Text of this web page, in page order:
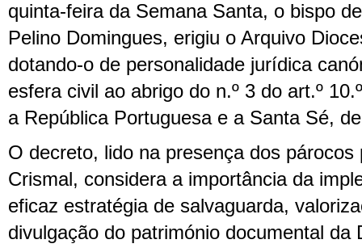
quinta-feira da Semana Santa, o bispo
Pelino Domingues, erigiu o Arquivo
dotando-o de personalidade jurídica
esfera civil ao abrigo do n.º 3 do art.º
a República Portuguesa e a Santa Sé,
O decreto, lido na presença dos
Crismal, considera a importância da
eficaz estratégia de salvaguarda,
divulgação do património documental da